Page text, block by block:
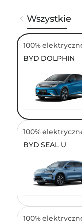
ul. Lubowidzka
Voivodeship,
723 723 401
BYD Toruń
Sieradzka 31, 87-
+48 56 681
https://
BYD Łódź
Brzezińska 26,
42 203 55 17
info@byd-
Wszystkie
100%
BYD DOLPHIN
100%
BYD SEAL U
100%